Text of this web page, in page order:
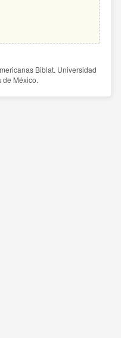
Biblat. Universidad
de México.